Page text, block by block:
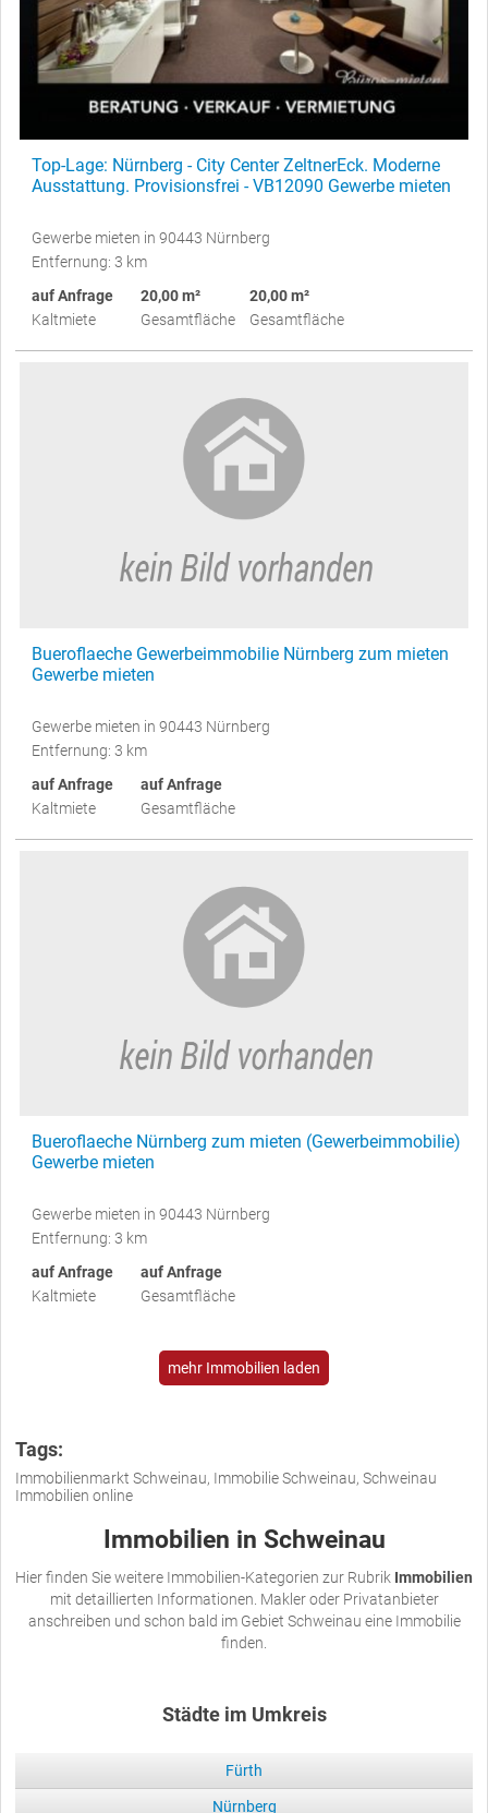
Top-Lage: Nürnberg - City Center ZeltnerEck. Moderne
Ausstattung. Provisionsfrei - VB12090 Gewerbe mieten
Gewerbe mieten in 90443 Nürnberg
Entfernung: 3 km
auf Anfrage
Kaltmiete
20,00 m²
Gesamtfläche
20,00 m²
Gesamtfläche
Bueroflaeche Gewerbeimmobilie Nürnberg zum mieten
Gewerbe mieten
Gewerbe mieten in 90443 Nürnberg
Entfernung: 3 km
auf Anfrage
Kaltmiete
auf Anfrage
Gesamtfläche
Bueroflaeche Nürnberg zum mieten (Gewerbeimmobilie)
Gewerbe mieten
Gewerbe mieten in 90443 Nürnberg
Entfernung: 3 km
auf Anfrage
Kaltmiete
auf Anfrage
Gesamtfläche
mehr Immobilien laden
Tags:
Immobilienmarkt Schweinau, Immobilie Schweinau, Schweinau
Immobilien online
Immobilien in Schweinau
Hier finden Sie weitere Immobilien-Kategorien zur Rubrik Immobilien
mit detaillierten Informationen. Makler oder Privatanbieter
anschreiben und schon bald im Gebiet Schweinau eine Immobilie
finden.
Städte im Umkreis
Fürth
Nürnberg